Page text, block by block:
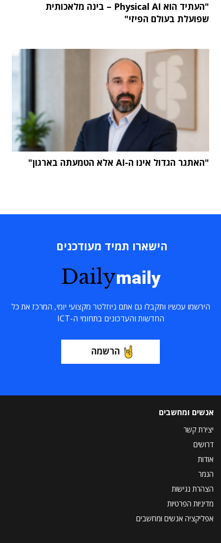
"העתיד הוא Physical AI – בינה מלאכותית
שפועלת בעולם הפיזי"
"האתגר הגדול אינו ה-AI אלא הטמעתה בארגון"
הישארו תמיד מעודכנים
Dailymaily
הירשמו עכשיו ותקבלו גם אתם ניוזלטר מקצועי יומי, המרכז את כל
החדשות והעדכונים בתחומי ה-ICT
הרשמה
אנשים ומחשבים
יצירת קשר
דרושים
אודות
הנמר
הצהרת נגישות
מדיניות הפרטיות
אפליקציה אנשים ומחשבים